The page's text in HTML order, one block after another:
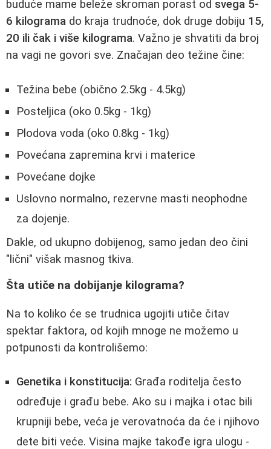
buduće mame beleže skroman porast od svega 5-
6 kilograma do kraja trudnoće, dok druge dobiju 15,
20 ili čak i više kilograma. Važno je shvatiti da broj
na vagi ne govori sve. Značajan deo težine čine:
Težina bebe (obično 2.5kg - 4.5kg)
Posteljica (oko 0.5kg - 1kg)
Plodova voda (oko 0.8kg - 1kg)
Povećana zapremina krvi i materice
Povećane dojke
Uslovno normalno, rezervne masti neophodne
za dojenje.
Dakle, od ukupno dobijenog, samo jedan deo čini
"lični" višak masnog tkiva.
Šta utiče na dobijanje kilograma?
Na to koliko će se trudnica ugojiti utiče čitav
spektar faktora, od kojih mnoge ne možemo u
potpunosti da kontrolišemo:
Genetika i konstitucija: Građa roditelja često
određuje i građu bebe. Ako su i majka i otac bili
krupniji bebe, veća je verovatnoća da će i njihovo
dete biti veće. Visina majke takođe igra ulogu -